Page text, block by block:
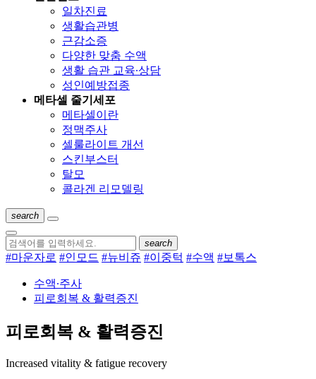
일차진료
생활습관병
근감소증
다양한 맞춤 수액
생활 습관 교육∙상담
성인예방접종
메타셀 줄기세포
메타셀이란
정맥주사
셀룰라이트 개선
스킨부스터
탈모
콜라겐 리모델링
search
search
#마운자로 #인모드 #뉴비쥬 #이중턱 #수액 #보톡스
수액∙주사
피로회복 & 활력증진
피로회복 & 활력증진
Increased vitality & fatigue recovery